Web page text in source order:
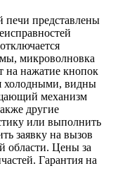
печи представлены
микроволновка
на нажатие кнопок
холодными, видны
механизм
другие
или выполнить
заявку на вызов
области. Цены за
Гарантия на